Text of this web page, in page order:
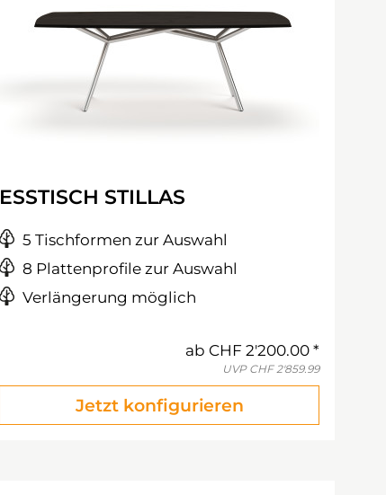
ESSTISCH STILLAS
5 Tischformen zur Auswahl
8 Plattenprofile zur Auswahl
Verlängerung möglich
ab CHF 2'200.00
UVP CHF 2'859.99
Jetzt konfigurieren